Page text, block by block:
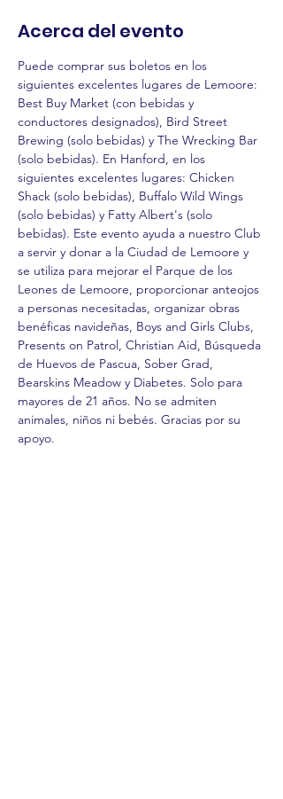
Acerca del evento
Puede comprar sus boletos en los
siguientes excelentes lugares de Lemoore:
Best Buy Market (con bebidas y
conductores designados), Bird Street
Brewing (solo bebidas) y The Wrecking Bar
(solo bebidas). En Hanford, en los
siguientes excelentes lugares: Chicken
Shack (solo bebidas), Buffalo Wild Wings
(solo bebidas) y Fatty Albert's (solo
bebidas). Este evento ayuda a nuestro Club
a servir y donar a la Ciudad de Lemoore y
se utiliza para mejorar el Parque de los
Leones de Lemoore, proporcionar anteojos
a personas necesitadas, organizar obras
benéficas navideñas, Boys and Girls Clubs,
Presents on Patrol, Christian Aid, Búsqueda
de Huevos de Pascua, Sober Grad,
Bearskins Meadow y Diabetes. Solo para
mayores de 21 años. No se admiten
animales, niños ni bebés. Gracias por su
apoyo.